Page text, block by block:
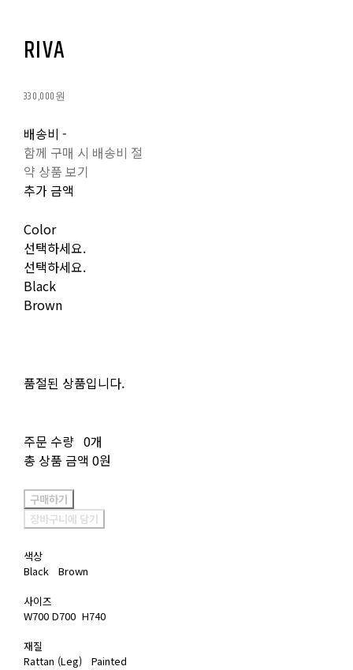
RIVA
330,000원
배송비 -
함께 구매 시 배송비 절
약 상품 보기
추가 금액
Color
선택하세요.
선택하세요.
Black
Brown
품절된 상품입니다.
주문 수량 0개
총 상품 금액 0원
구매하기
장바구니에 담기
색상
Black Brown
사이즈
W700 D700 H740
재질
Rattan (Leg) Painted